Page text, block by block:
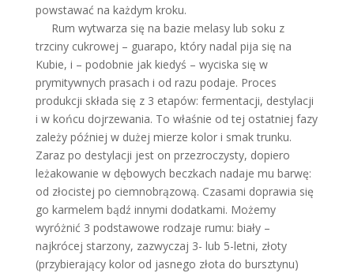
powstawać na każdym kroku.
Rum wytwarza się na bazie melasy lub soku z
trzciny cukrowej – guarapo, który nadal pija się na
Kubie, i – podobnie jak kiedyś – wyciska się w
prymitywnych prasach i od razu podaje. Proces
produkcji składa się z 3 etapów: fermentacji, destylacji
i w końcu dojrzewania. To właśnie od tej ostatniej fazy
zależy później w dużej mierze kolor i smak trunku.
Zaraz po destylacji jest on przezroczysty, dopiero
leżakowanie w dębowych beczkach nadaje mu barwę:
od złocistej po ciemnobrązową. Czasami doprawia się
go karmelem bądź innymi dodatkami. Możemy
wyróżnić 3 podstawowe rodzaje rumu: biały –
najkrócej starzony, zazwyczaj 3- lub 5-letni, złoty
(przybierający kolor od jasnego złota do bursztynu)